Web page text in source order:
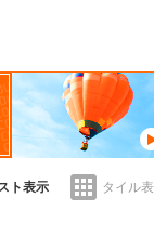
ト表示 タイル